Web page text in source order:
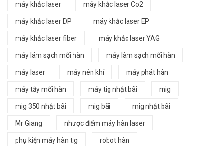
máy khắc laser máy khắc laser Co2
máy khắc laser DP máy khắc laser EP
máy khắc laser fiber máy khắc laser YAG
máy lám sạch mối hàn máy làm sạch mối hàn
máy laser máy nén khí máy phát hàn
máy tẩy mối hàn máy tig nhật bãi mig
mig 350 nhật bãi mig bãi mig nhật bãi
Mr Giang nhược điểm máy hàn laser
phụ kiện máy hàn tig robot hàn